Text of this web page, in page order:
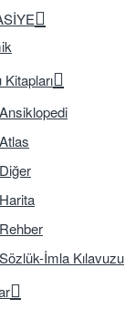
Ansiklopedi
Atlas
Diğer
Harita
Rehber
Sözlük-İmla Kılavuzu